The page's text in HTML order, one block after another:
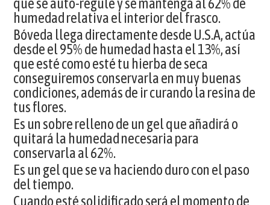
que se auto-regule y se mantenga al 62% de
humedad relativa el interior del frasco.
Bóveda llega directamente desde U.S.A, actúa
desde el 95% de humedad hasta el 13%, así
que esté como esté tu hierba de seca
conseguiremos conservarla en muy buenas
condiciones, además de ir curando la resina de
tus flores.
Es un sobre relleno de un gel que añadirá o
quitará la humedad necesaria para
conservarla al 62%.
Es un gel que se va haciendo duro con el paso
del tiempo.
Cuando esté solidificado será el momento de